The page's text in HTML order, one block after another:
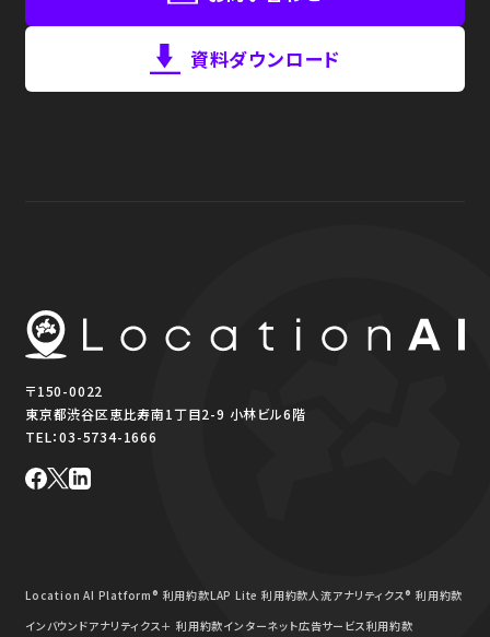
資料ダウンロード
〒150-0022
東京都渋谷区恵比寿南1丁目2-9 小林ビル6階
TEL：03-5734-1666
Location AI Platform® 利用約款LAP Lite 利用約款人流アナリティクス® 利用約款
インバウンドアナリティクス＋ 利用約款インターネット広告サービス利用約款